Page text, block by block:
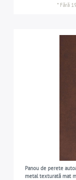
* Fără
Panou de perete
metal texturată mat